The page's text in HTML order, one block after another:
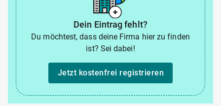
Dein Eintrag fehlt?
Du möchtest, dass deine Firma hier zu finden
ist? Sei dabei!
Jetzt kostenfrei registrieren